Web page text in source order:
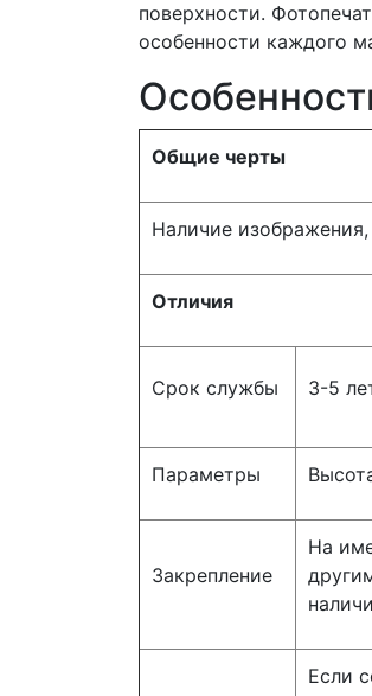
поверхности.
особенности каждого
Общие черты
Наличие
Отличия
Срок службы 3-5
Параметры
Закрепление
На
Если